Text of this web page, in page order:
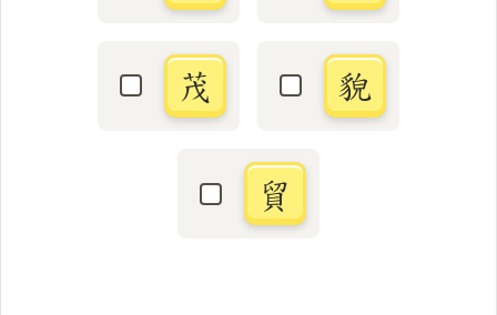
選取「茂」字
茂 選取「貌」字
貌
選取「貿」字
貿